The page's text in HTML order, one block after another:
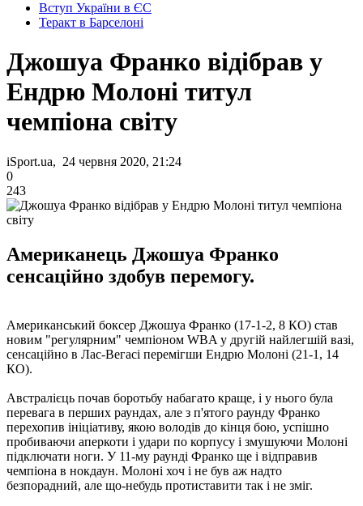
Вступ України в ЄС
Теракт в Барселоні
Джошуа Франко відібрав у
Ендрю Молоні титул
чемпіона світу
iSport.ua, 24 червня 2020, 21:24
0
243
Американець Джошуа Франко
сенсаційно здобув перемогу.
Американський боксер Джошуа Франко (17-1-2, 8 КО) став
новим "регулярним" чемпіоном WBA у другій найлегшій вазі,
сенсаційно в Лас-Вегасі перемігши Ендрю Молоні (21-1, 14
КО).
Австралієць почав боротьбу набагато краще, і у нього була
перевага в перших раундах, але з п'ятого раунду Франко
перехопив ініціативу, якою володів до кінця бою, успішно
пробиваючи аперкоти і удари по корпусу і змушуючи Молоні
підключати ноги. У 11-му раунді Франко ще і відправив
чемпіона в нокдаун. Молоні хоч і не був аж надто
безпорадний, але що-небудь протиставити так і не зміг.